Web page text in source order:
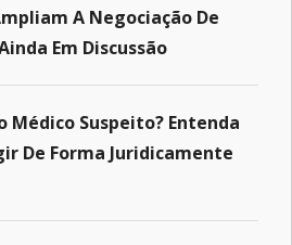
A Negociação De
Em Discussão
Médico Suspeito? Entenda
De Forma Juridicamente